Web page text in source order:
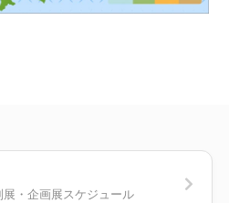
・企画展スケジュール